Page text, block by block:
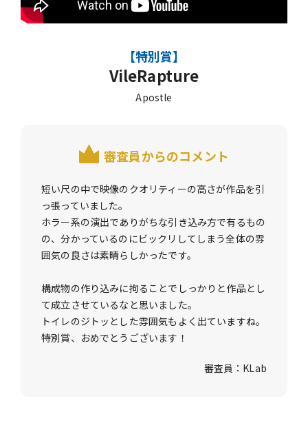
【特別賞】
VileRapture
Apostle
審査員からのコメント
短い尺の中で映像のクオリティーの高さが作品を引
っ張っていました。
ホラー系の演出でありがちな引き込み方で有るもの
の、分かっているのにビックリしてしまう全体の雰
囲気の良さは素晴らしかったです。
構成物の作り込みに拘ることでしっかりと作品とし
て成立させているなと思いました。
トイレのジトッとした雰囲気もよく出ていますね。
特別賞、おめでとうございます！
審査員：KLab